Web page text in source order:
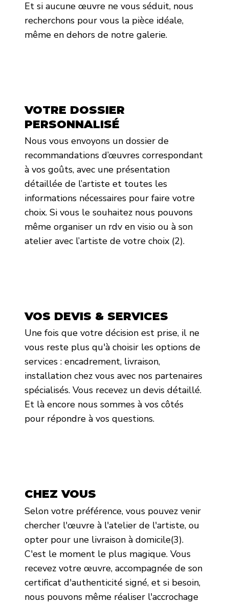
Et si aucune œuvre ne vous séduit, nous
recherchons pour vous la pièce idéale,
même en dehors de notre galerie.
VOTRE DOSSIER
PERSONNALISÉ
Nous vous envoyons un dossier de
recommandations d’œuvres correspondant
à vos goûts, avec une présentation
détaillée de l’artiste et toutes les
informations nécessaires pour faire votre
choix. Si vous le souhaitez nous pouvons
même organiser un rdv en visio ou à son
atelier avec l’artiste de votre choix (2).
VOS DEVIS & SERVICES
Une fois que votre décision est prise, il ne
vous reste plus qu'à choisir les options de
services : encadrement, livraison,
installation chez vous avec nos partenaires
spécialisés. Vous recevez un devis détaillé.
Et là encore nous sommes à vos côtés
pour répondre à vos questions.
CHEZ VOUS
Selon votre préférence, vous pouvez venir
chercher l'œuvre à l'atelier de l'artiste, ou
opter pour une livraison à domicile(3).
C'est le moment le plus magique. Vous
recevez votre œuvre, accompagnée de son
certificat d'authenticité signé, et si besoin,
nous pouvons même réaliser l'accrochage